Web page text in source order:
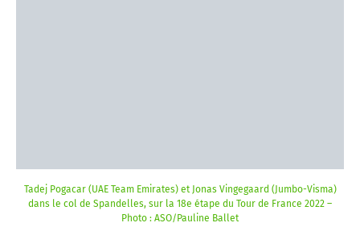
Tadej Pogacar (UAE Team Emirates) et Jonas Vingegaard (Jumbo-Visma)
dans le col de Spandelles, sur la 18e étape du Tour de France 2022 –
Photo : ASO/Pauline Ballet